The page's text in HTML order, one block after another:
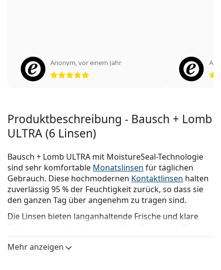
Anonym,vor einem Jahr
Bewertung 5 aus 5
Produktbeschreibung - Bausch + Lomb
ULTRA (6 Linsen)
Bausch + Lomb ULTRA mit MoistureSeal-Technologie
sind sehr komfortable Monatslinsen für täglichen
Gebrauch. Diese hochmodernen Kontaktlinsen halten
zuverlässig 95 % der Feuchtigkeit zurück, so dass sie
den ganzen Tag über angenehm zu tragen sind.
Die Linsen bieten langanhaltende Frische und klare
Sicht, was vor allem dann von Vorteil ist, wenn Sie
digitale Geräte über einen längeren Zeitraum hinweg
nutzen.
Mehr anzeigen